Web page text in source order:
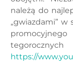
należą do
„gwiazdami”
https://